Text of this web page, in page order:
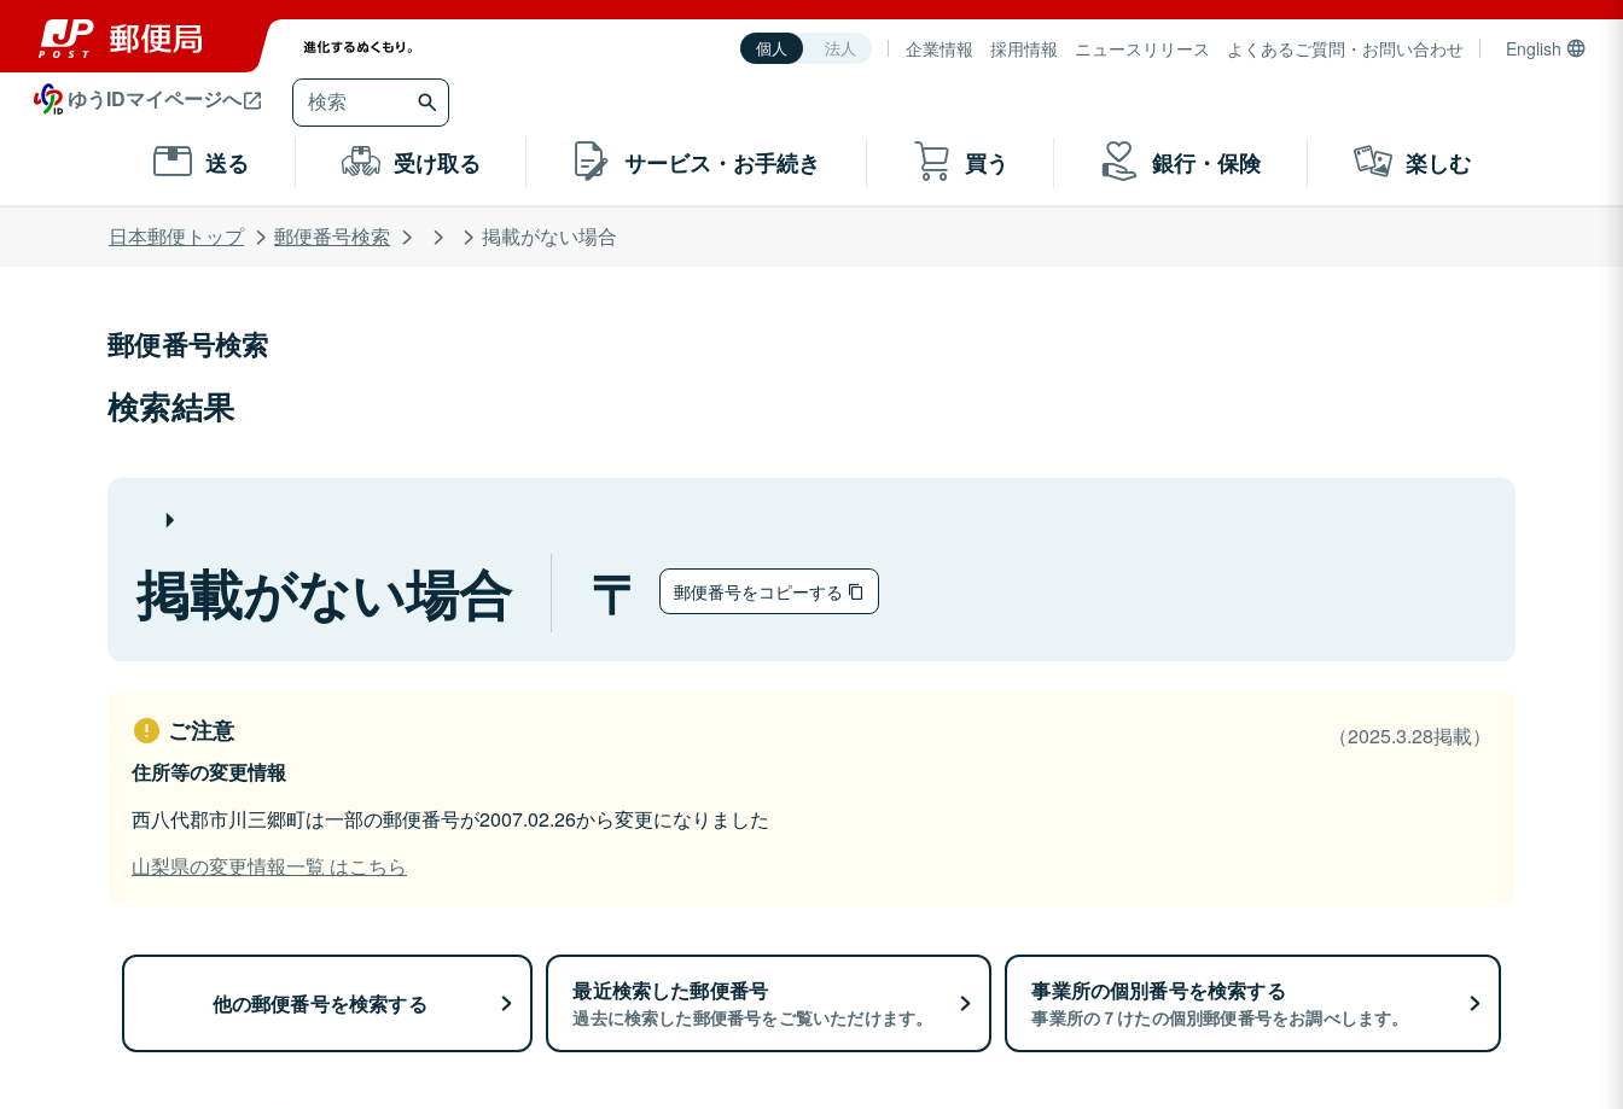
個人 法人 企業情報 採用情報 ニュースリリース よくあるご質問・お問い合わせ English
ゆうIDマイページへ
送る 受け取る サービス・お手続き 買う 銀行・保険 楽しむ
日本郵便トップ 郵便番号検索 掲載がない場合
郵便番号検索
検索結果
掲載がない場合 郵便番号をコピーする
ご注意
（2025.3.28掲載）
住所等の変更情報
西八代郡市川三郷町は一部の郵便番号が2007.02.26から変更になりました
山梨県の変更情報一覧 はこちら
他の郵便番号を検索する 最近検索した郵便番号
過去に検索した郵便番号をご覧いただけます。
事業所の個別番号を検索する
事業所の７けたの個別郵便番号をお調べします。